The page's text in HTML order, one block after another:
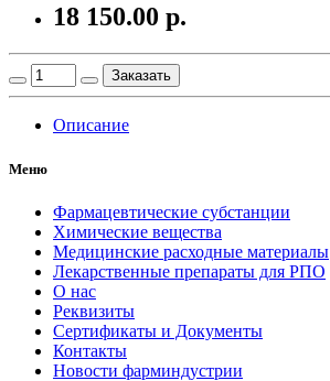
18 150.00 р.
Заказать
Описание
Меню
Фармацевтические субстанции
Химические вещества
Медицинские расходные материалы
Лекарственные препараты для РПО
О нас
Реквизиты
Сертификаты и Документы
Контакты
Новости фарминдустрии